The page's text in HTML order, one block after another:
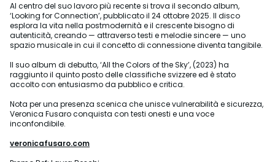
Al centro del suo lavoro più recente si trova il secondo album,
‘Looking for Connection’, pubblicato il 24 ottobre 2025. Il disco
esplora la vita nella postmodernità e il crescente bisogno di
autenticità, creando — attraverso testi e melodie sincere — uno
spazio musicale in cui il concetto di connessione diventa tangibile.
Il suo album di debutto, ‘All the Colors of the Sky’, (2023) ha
raggiunto il quinto posto delle classifiche svizzere ed è stato
accolto con entusiasmo da pubblico e critica.
Nota per una presenza scenica che unisce vulnerabilità e sicurezza,
Veronica Fusaro conquista con testi onesti e una voce
inconfondibile.
veronicafusaro.com